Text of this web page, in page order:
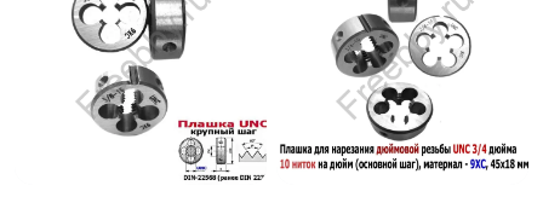
Сантехника и
водоснабжение
Стройматериалы
Электроинструмент